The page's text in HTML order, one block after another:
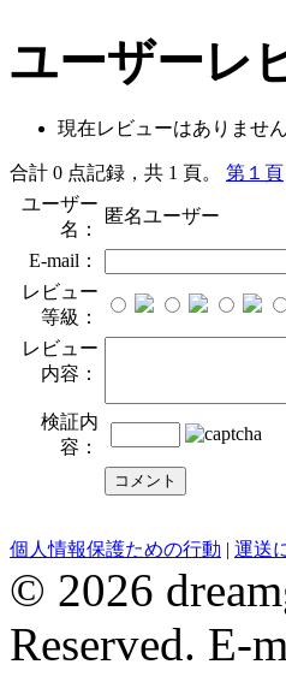
ユーザーレ
現在レビューはありません
合計 0 点記録，共 1 頁。 第１頁
ユーザー
名：
匿名ユーザー
E-mail：
レビュー
等級：
レビュー
内容：
検証内
容：
evening dresses Wedding Party
個人情報保護ための行動 | 運送
© 2026
Reserved. E-